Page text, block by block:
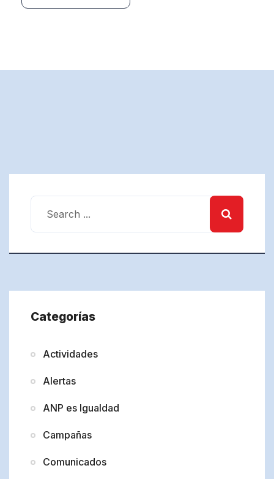
Categorías
Actividades
Alertas
ANP es Igualdad
Campañas
Comunicados